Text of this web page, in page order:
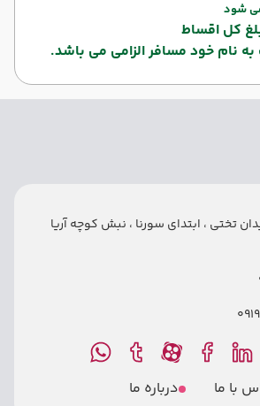
شود
کل اقساط
نام خود مسافر الزامی می باشد.
تختی ، ابتدای سورنا ، نبش کوچه آریا
با ما درباره ما